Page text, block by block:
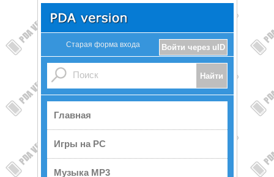
Войти через uID
Старая форма входа
Главная
Игры на PC
Музыка MP3